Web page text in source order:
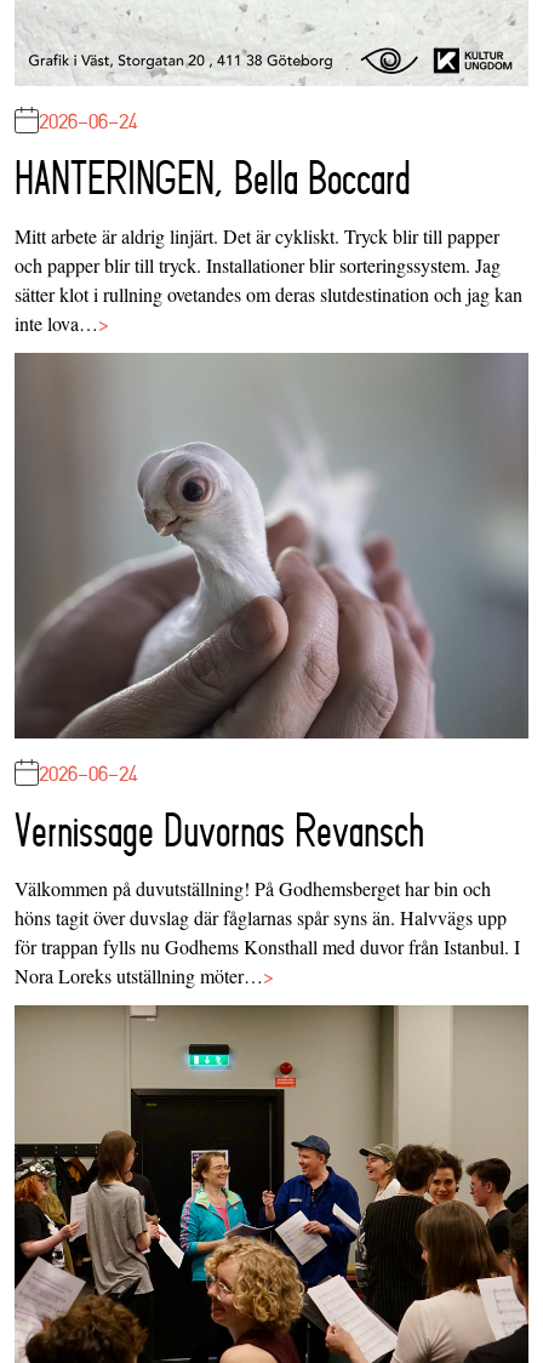
2026-06-24
HANTERINGEN, Bella Boccard
Mitt arbete är aldrig linjärt. Det är cykliskt. Tryck blir till papper
och papper blir till tryck. Installationer blir sorteringssystem. Jag
sätter klot i rullning ovetandes om deras slutdestination och jag kan
inte lova…>
2026-06-24
Vernissage Duvornas Revansch
Välkommen på duvutställning! På Godhemsberget har bin och
höns tagit över duvslag där fåglarnas spår syns än. Halvvägs upp
för trappan fylls nu Godhems Konsthall med duvor från Istanbul. I
Nora Loreks utställning möter…>